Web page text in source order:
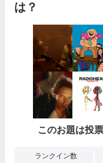
は？
このお題は投
ランクイン数